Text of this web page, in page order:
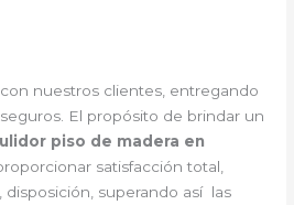
nuestros clientes, entregando
El propósito de brindar un
piso de madera en
satisfacción total,
disposición, superando así las